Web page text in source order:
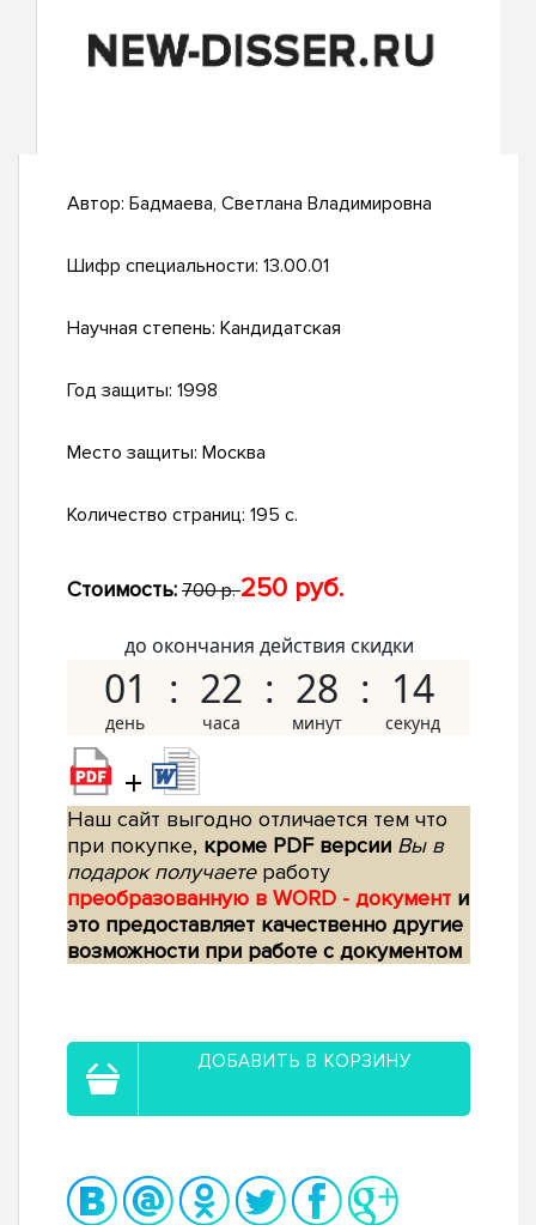
Автор: Бадмаева, Светлана Владимировна
Шифр специальности: 13.00.01
Научная степень: Кандидатская
Год защиты: 1998
Место защиты: Москва
Количество страниц: 195 с.
Стоимость: 700 р.250 руб.
до окончания действия скидки
01 22 28 13
+
Наш сайт выгодно отличается тем что
при покупке, кроме PDF версии Вы в
подарок получаетеработу
преобразованную в WORD - документ и
это предоставляет качественно другие
возможности при работе с документом
ДОБАВИТЬ В КОРЗИНУ